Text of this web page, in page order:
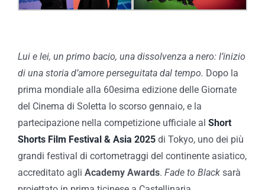
Lui e lei, un primo bacio, una dissolvenza a nero: l’inizio
di una storia d’amore perseguitata dal tempo. Dopo la
prima mondiale alla 60esima edizione delle Giornate
del Cinema di Soletta lo scorso gennaio, e la
partecipazione nella competizione ufficiale al Short
Shorts Film Festival & Asia 2025 di Tokyo, uno dei più
grandi festival di cortometraggi del continente asiatico,
accreditato agli Academy Awards. Fade to Black sarà